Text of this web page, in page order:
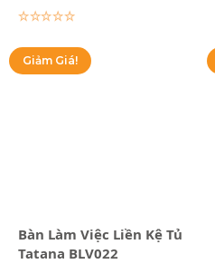
Lựa chọn các tùy chọn
Giảm Giá!
Bàn Làm Việc Liền Kệ Tủ
Tatana BLV022